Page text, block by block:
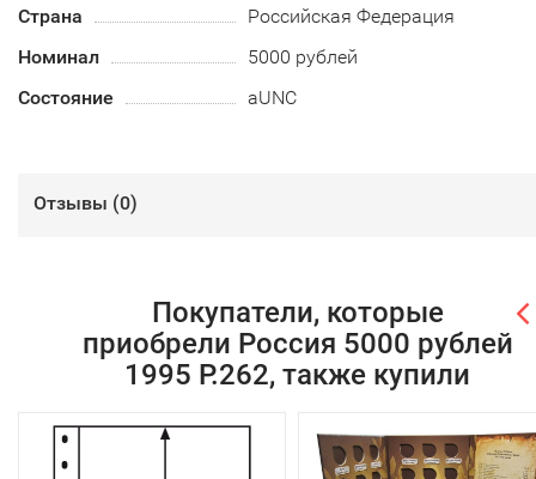
Страна
Российская Федерация
Номинал
5000 рублей
Состояние
aUNC
Отзывы (0)
Покупатели, которые
приобрели Россия 5000 рублей
1995 P.262, также купили